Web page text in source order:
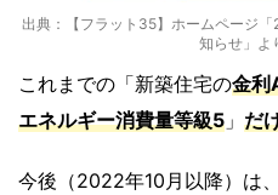
出典：【フラット35】ホームページ
知らせ」よ
これまでの「新築住宅の金利
エネルギー消費量等級5 」 だ
今後（2022年10月以降）は